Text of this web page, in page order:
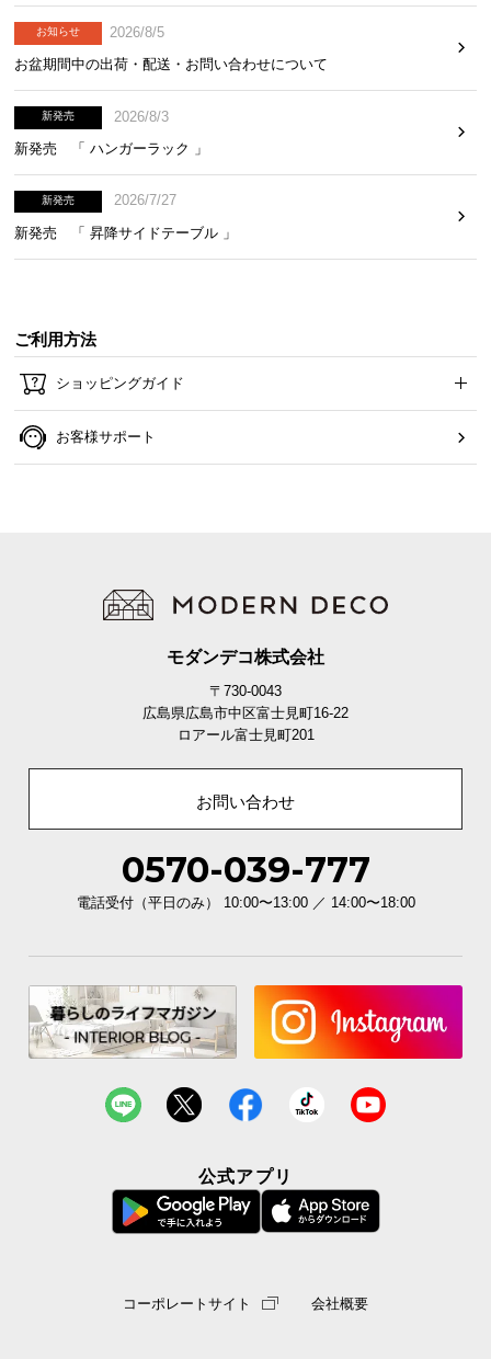
※単位は「ミリメートル」になります
横幅 奥行き 高さ
厚み
約640㎜ 約40㎜ 約12㎏
お知らせ
2026/8/5
お盆期間中の出荷・配送・お問い合わせについて
新発売
2026/8/3
新発売 「 ハンガーラック 」
新発売
2026/7/27
新発売 「 昇降サイドテーブル 」
ご利用方法
ショッピングガイド
お客様サポート
モダンデコ株式会社
〒730-0043
広島県広島市中区富士見町16-22
ロアール富士見町201
お問い合わせ
0570-039-777
電話受付（平日のみ） 10:00〜13:00 ／ 14:00〜18:00
公式アプリ
コーポレートサイト 会社概要